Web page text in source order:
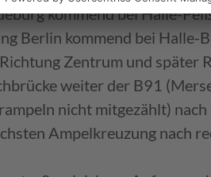
kommend bei Halle-
Berlin kommend bei
Zentrum und später
weiter der B91
nicht mitgezählt)
Ampelkreuzung nach